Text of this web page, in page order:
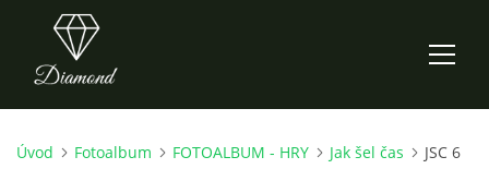
ÚVOD
Úvod Fotoalbum FOTOALBUM - HRY Jak šel čas JSC 6